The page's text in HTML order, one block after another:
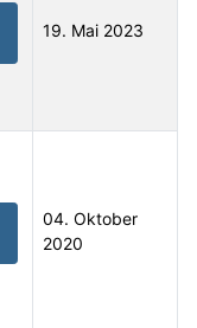
19. Mai 2023
04. Oktober
2020